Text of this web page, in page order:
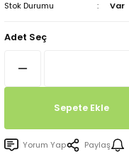
Stok Durumu
Var
Adet Seç
Sepete Ekle
Yorum Yap Paylaş